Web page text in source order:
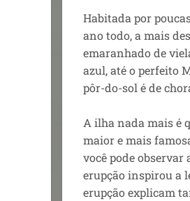
Habitada por
ano todo, a mais
emaranhado de
azul, até o perfeito
pôr-do-sol é de
A ilha nada mais é
maior e mais
você pode observar
erupção inspirou a
erupção explicam